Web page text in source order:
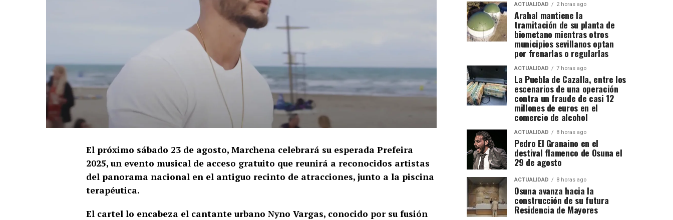
El próximo sábado 23 de agosto, Marchena celebrará su esperada Prefeira
2025, un evento musical de acceso gratuito que reunirá a reconocidos artistas
del panorama nacional en el antiguo recinto de atracciones, junto a la piscina
terapéutica.
El cartel lo encabeza el cantante urbano Nyno Vargas, conocido por su fusión
ACTUALIDAD 2 horas ago
Arahal mantiene la
tramitación de su planta de
biometano mientras otros
municipios sevillanos optan
por frenarlas o regularlas
ACTUALIDAD 7 horas ago
La Puebla de Cazalla, entre los
escenarios de una operación
contra un fraude de casi 12
millones de euros en el
comercio de alcohol
ACTUALIDAD 8 horas ago
Pedro El Granaino en el
destival flamenco de Osuna el
29 de agosto
ACTUALIDAD 8 horas ago
Osuna avanza hacia la
construcción de su futura
Residencia de Mayores